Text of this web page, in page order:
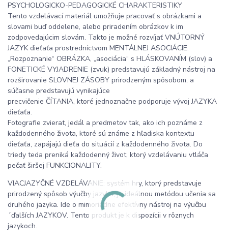
PSYCHOLOGICKO-PEDAGOGICKÉ CHARAKTERISTIKY
Tento vzdelávací materiál umožňuje pracovať s obrázkami a
slovami buď oddelene, alebo priradením obrázkov k im
zodpovedajúcim slovám. Takto je možné rozvíjať VNÚTORNÝ
JAZYK dieťaťa prostredníctvom MENTÁLNEJ ASOCIÁCIE.
„Rozpoznanie“ OBRÁZKA, „asociácia“ s HLÁSKOVANÍM (slov) a
FONETICKÉ VYJADRENIE (zvuk) predstavujú základný nástroj na
rozširovanie SLOVNEJ ZÁSOBY prirodzeným spôsobom, a
súčasne predstavujú vynikajúce
precvičenie ČÍTANIA, ktoré jednoznačne podporuje vývoj JAZYKA
dieťaťa.
Fotografie zvierat, jedál a predmetov tak, ako ich poznáme z
každodenného života, ktoré sú známe z hľadiska kontextu
dieťaťa, zapájajú dieťa do situácií z každodenného života. Do
triedy teda preniká každodenný život, ktorý vzdelávaniu vtláča
pečať širšej FUNKCIONALITY.
VIACJAZYČNÉ VZDELÁVANIE: systém hry, ktorý predstavuje
prirodzený spôsob výučby jazyka, je ideálnou metódou učenia sa
druhého jazyka. Ide o mimoriadne efektívny nástroj na výučbu
´ďalších JAZYKOV. Tento produkt je k dispozícii v rôznych
jazykoch.